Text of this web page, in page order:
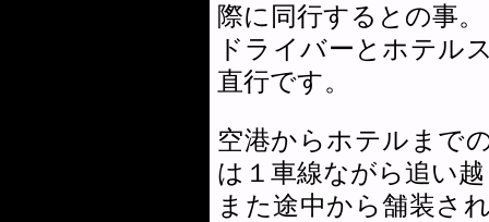
際に同行するとの事。
ドライバーとホテル
直行です。
空港からホテルまで
は１車線ながら追い
また途中から舗装さ